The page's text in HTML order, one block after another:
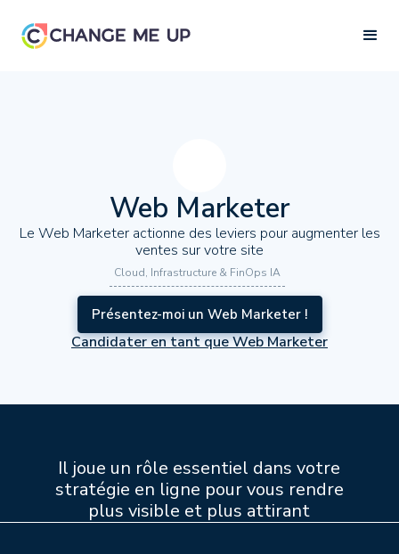
Web Marketer
Le Web Marketer actionne des leviers pour augmenter les
ventes sur votre site
Cloud, Infrastructure & FinOps IA
Présentez-moi un Web Marketer !
Candidater en tant que Web Marketer
Il joue un rôle essentiel dans votre
stratégie en ligne pour vous rendre
plus visible et plus attirant